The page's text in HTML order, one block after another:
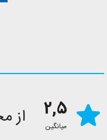
2,5
میانگین از